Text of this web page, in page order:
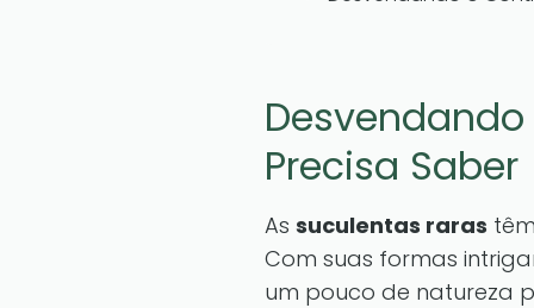
Precisa Saber
As suculentas raras
Com suas formas
um pouco de natureza